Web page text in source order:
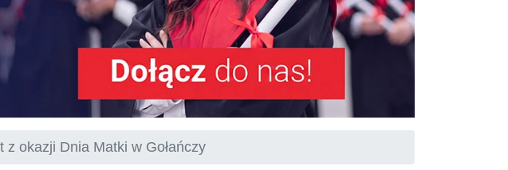
z okazji Dnia Matki w Gołańczy